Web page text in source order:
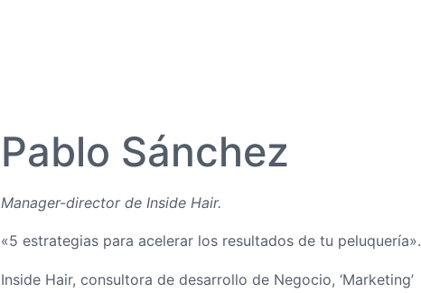
Pablo Sánchez
Manager-director de Inside Hair.
«5 estrategias para acelerar los resultados de tu peluquería».
Inside Hair, consultora de desarrollo de Negocio, ‘Marketing’